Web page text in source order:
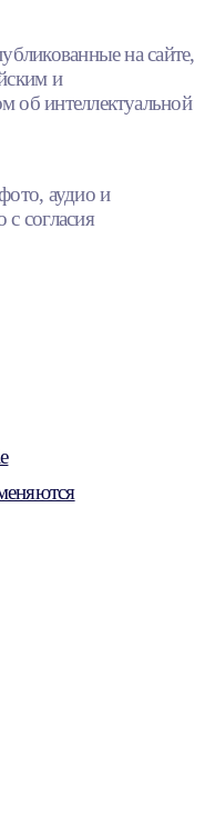
на сайте,
и
об интеллектуальной
аудио и
согласия